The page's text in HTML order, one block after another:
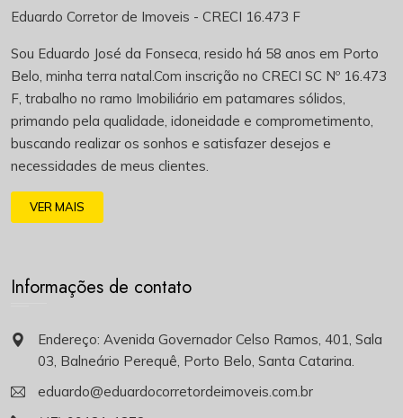
Eduardo Corretor de Imoveis - CRECI 16.473 F
Sou Eduardo José da Fonseca, resido há 58 anos em Porto
Belo, minha terra natal.Com inscrição no CRECI SC Nº 16.473
F, trabalho no ramo Imobiliário em patamares sólidos,
primando pela qualidade, idoneidade e comprometimento,
buscando realizar os sonhos e satisfazer desejos e
necessidades de meus clientes.
VER MAIS
Informações de contato
Endereço: Avenida Governador Celso Ramos, 401, Sala
03, Balneário Perequê, Porto Belo, Santa Catarina.
eduardo@eduardocorretordeimoveis.com.br